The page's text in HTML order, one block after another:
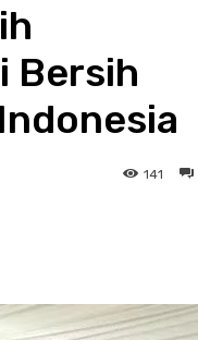
Bersih
141